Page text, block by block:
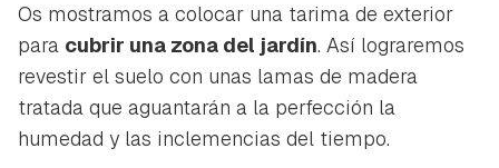
Os mostramos a colocar una tarima de exterior
para cubrir una zona del jardín. Así lograremos
revestir el suelo con unas lamas de madera
tratada que aguantarán a la perfección la
humedad y las inclemencias del tiempo.